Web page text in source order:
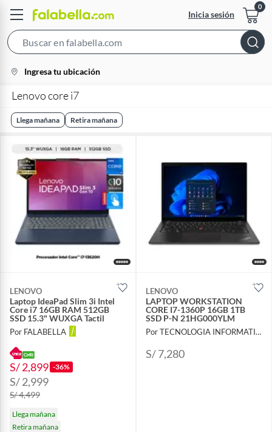
Inicia sesión
Bar
location-
icon
Ingresa tu ubicación
Lenovo core i7
Llega mañana Retira mañana
LENOVO
Laptop IdeaPad Slim 3i Intel
Core i7 16GB RAM 512GB
SSD 15.3" WUXGA Tactil
Por FALABELLA
S/ 2,899 -36%
S/ 2,999
S/ 4,499
Llega mañana
Retira mañana
LENOVO
LAPTOP WORKSTATION
CORE I7-1360P 16GB 1TB
SSD P-N 21HG000YLM
Por TECNOLOGIA INFORMATICA Y CONSULTORIA
S/ 7,280